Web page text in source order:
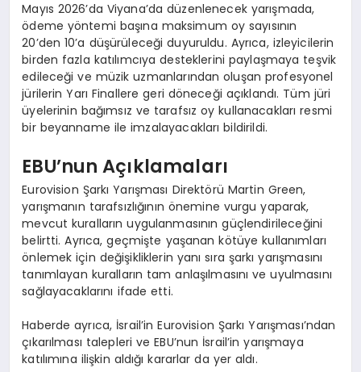
Mayıs 2026’da Viyana’da düzenlenecek yarışmada,
ödeme yöntemi başına maksimum oy sayısının
20’den 10’a düşürüleceği duyuruldu. Ayrıca, izleyicilerin
birden fazla katılımcıya desteklerini paylaşmaya teşvik
edileceği ve müzik uzmanlarından oluşan profesyonel
jürilerin Yarı Finallere geri döneceği açıklandı. Tüm jüri
üyelerinin bağımsız ve tarafsız oy kullanacakları resmi
bir beyanname ile imzalayacakları bildirildi.
EBU’nun Açıklamaları
Eurovision Şarkı Yarışması Direktörü Martin Green,
yarışmanın tarafsızlığının önemine vurgu yaparak,
mevcut kuralların uygulanmasının güçlendirileceğini
belirtti. Ayrıca, geçmişte yaşanan kötüye kullanımları
önlemek için değişikliklerin yanı sıra şarkı yarışmasını
tanımlayan kuralların tam anlaşılmasını ve uyulmasını
sağlayacaklarını ifade etti.
Haberde ayrıca, İsrail’in Eurovision Şarkı Yarışması’ndan
çıkarılması talepleri ve EBU’nun İsrail’in yarışmaya
katılımına ilişkin aldığı kararlar da yer aldı.